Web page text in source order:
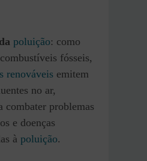
poluição: como
fósseis,
renováveis emitem
no ar,
combater problemas
e doenças
à poluição.